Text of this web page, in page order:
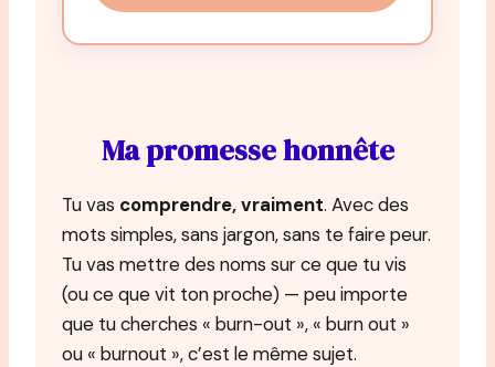
Ma promesse honnête
Tu vas comprendre, vraiment. Avec des
mots simples, sans jargon, sans te faire peur.
Tu vas mettre des noms sur ce que tu vis
(ou ce que vit ton proche) — peu importe
que tu cherches « burn-out », « burn out »
ou « burnout », c’est le même sujet.